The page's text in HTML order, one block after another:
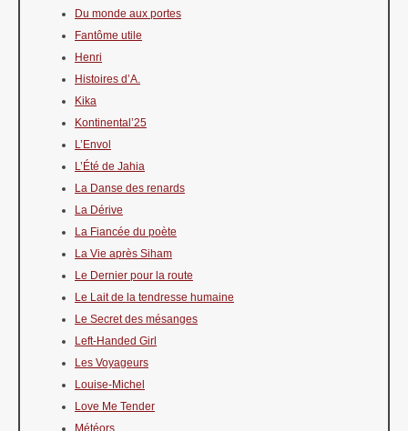
Du monde aux portes
Fantôme utile
Henri
Histoires d’A.
Kika
Kontinental’25
L’Envol
L’Été de Jahia
La Danse des renards
La Dérive
La Fiancée du poète
La Vie après Siham
Le Dernier pour la route
Le Lait de la tendresse humaine
Le Secret des mésanges
Left-Handed Girl
Les Voyageurs
Louise-Michel
Love Me Tender
Météors